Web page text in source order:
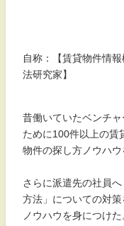
自称：【賃貸物件情
法研究家】
昔働いていたベンチ
ために100件以上の賃
物件の探し方ノウハウ
さらに派遣先の社員
方法」についての対
ノウハウを身につけた